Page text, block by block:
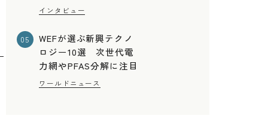
インタビュー
05
WEFが選ぶ新興テクノ
ロジー10選 次世代電
力網やPFAS分解に注目
ワールドニュース